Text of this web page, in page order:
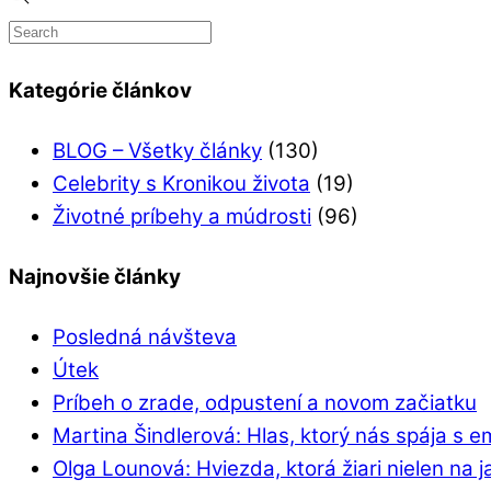
Kategórie článkov
BLOG – Všetky články (130)
Celebrity s Kronikou života (19)
Životné príbehy a múdrosti (96)
Najnovšie články
Posledná návšteva
Útek
Príbeh o zrade, odpustení a novom začiatku
Martina Šindlerová: Hlas, ktorý nás spája s
Olga Lounová: Hviezda, ktorá žiari nielen na